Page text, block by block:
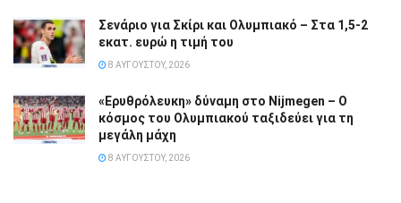
Σενάριο για Σκίρι και Ολυμπιακό – Στα 1,5-2
εκατ. ευρώ η τιμή του
8 ΑΥΓΟΎΣΤΟΥ, 2026
«Ερυθρόλευκη» δύναμη στο Nijmegen – Ο
κόσμος του Ολυμπιακού ταξιδεύει για τη
μεγάλη μάχη
8 ΑΥΓΟΎΣΤΟΥ, 2026